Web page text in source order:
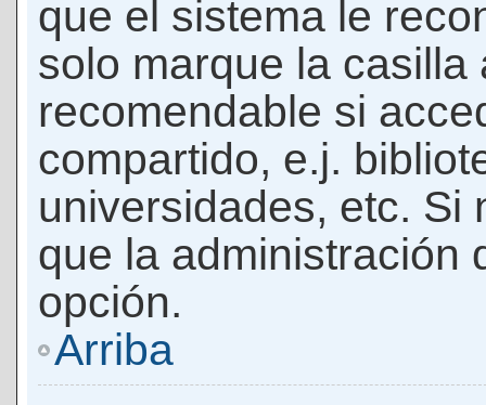
que el sistema le
solo marque la casilla
recomendable si
compartido, e.j.
universidades, etc. Si
que la administración
opción.
Arriba